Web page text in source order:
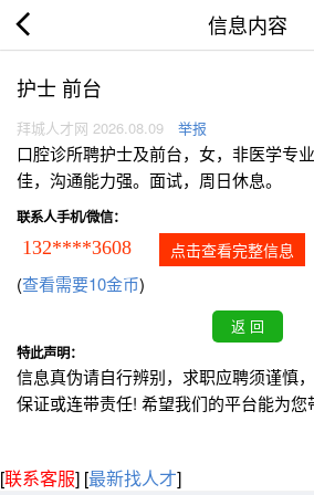
信息内容
护士 前台
拜城人才网 2026.08.09 举报
口腔诊所聘护士及前台，女，非医学专
佳，沟通能力强。面试，周日休息。
联系人手机/微信：
132****3608 点击查看完整信息
(查看需要10金币)
特此声明：
信息真伪请自行辨别，求职应聘须谨慎
保证或连带责任! 希望我们的平台能为您
[联系客服] [最新找人才]